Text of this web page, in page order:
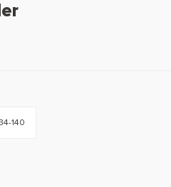
140